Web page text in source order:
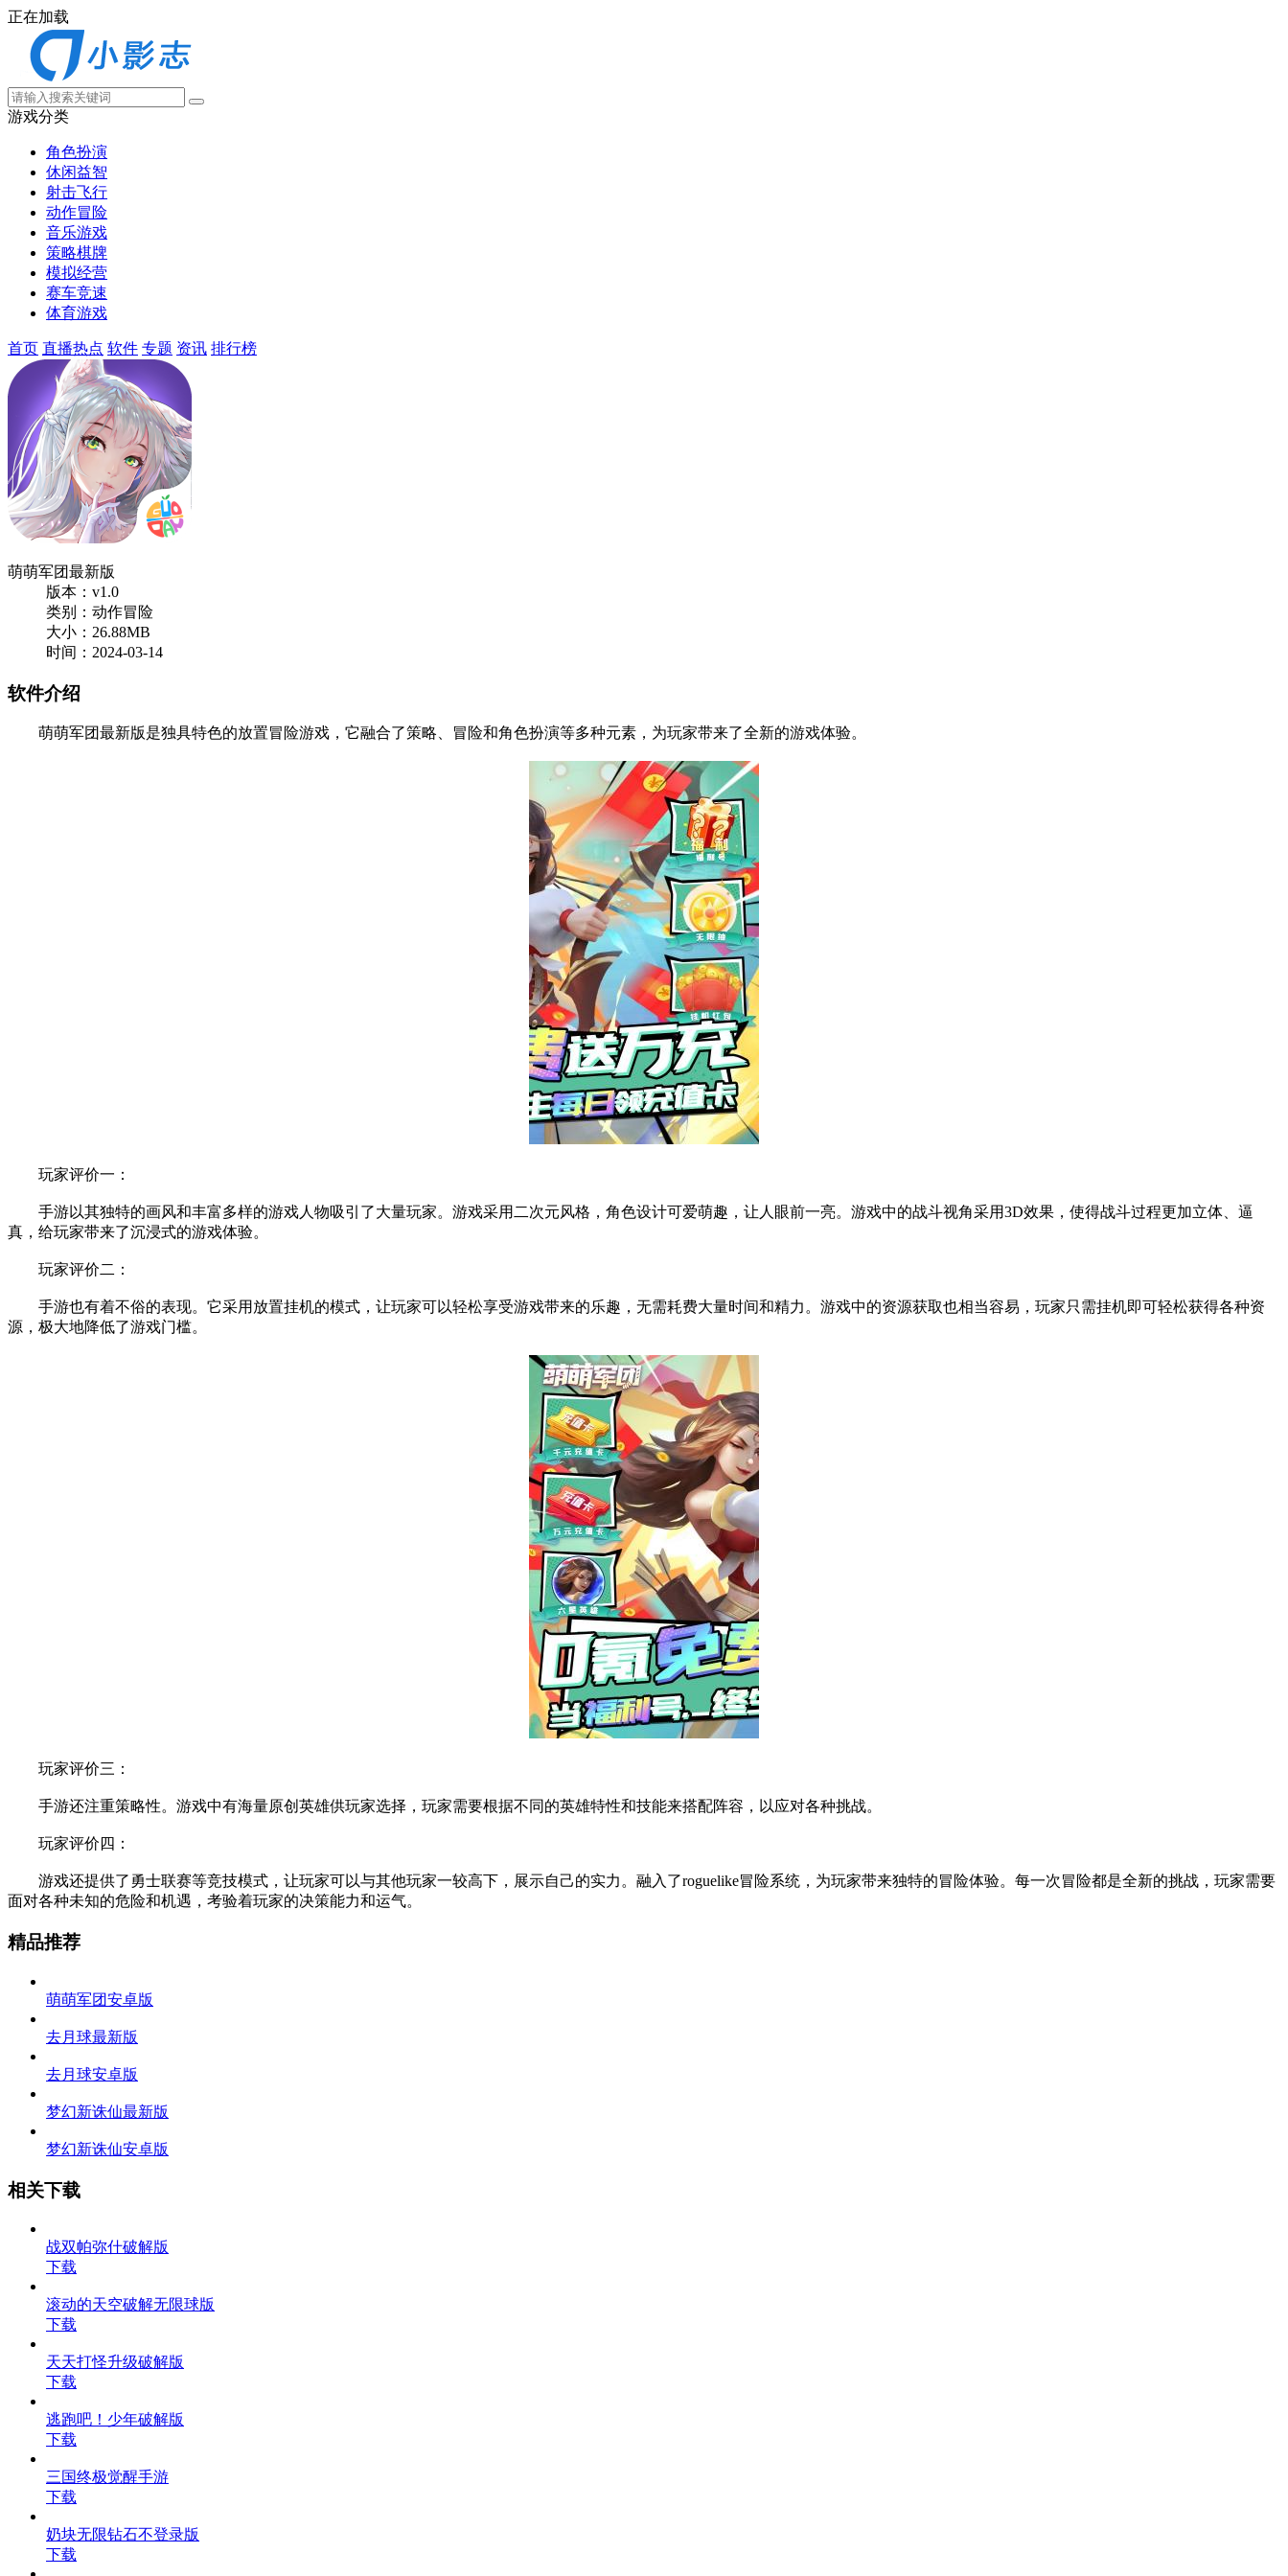
正在加载
游戏分类
角色扮演
休闲益智
射击飞行
动作冒险
音乐游戏
策略棋牌
模拟经营
赛车竞速
体育游戏
首页 直播热点 软件 专题 资讯 排行榜
萌萌军团最新版
版本：v1.0
类别：动作冒险
大小：26.88MB
时间：2024-03-14
软件介绍
萌萌军团最新版是独具特色的放置冒险游戏，它融合了策略、冒险和角色扮演等多种元素，为玩家带来了全新的游戏体验。
玩家评价一：
手游以其独特的画风和丰富多样的游戏人物吸引了大量玩家。游戏采用二次元风格，角色设计可爱萌趣，让人眼前一亮。游戏中的战斗视角采用3D效果，使得战斗过程更加立体、逼
真，给玩家带来了沉浸式的游戏体验。
玩家评价二：
手游也有着不俗的表现。它采用放置挂机的模式，让玩家可以轻松享受游戏带来的乐趣，无需耗费大量时间和精力。游戏中的资源获取也相当容易，玩家只需挂机即可轻松获得各种资
源，极大地降低了游戏门槛。
玩家评价三：
手游还注重策略性。游戏中有海量原创英雄供玩家选择，玩家需要根据不同的英雄特性和技能来搭配阵容，以应对各种挑战。
玩家评价四：
游戏还提供了勇士联赛等竞技模式，让玩家可以与其他玩家一较高下，展示自己的实力。融入了roguelike冒险系统，为玩家带来独特的冒险体验。每一次冒险都是全新的挑战，玩家需要
面对各种未知的危险和机遇，考验着玩家的决策能力和运气。
精品推荐
萌萌军团安卓版
去月球最新版
去月球安卓版
梦幻新诛仙最新版
梦幻新诛仙安卓版
相关下载
战双帕弥什破解版
下载
滚动的天空破解无限球版
下载
天天打怪升级破解版
下载
逃跑吧！少年破解版
下载
三国终极觉醒手游
下载
奶块无限钻石不登录版
下载